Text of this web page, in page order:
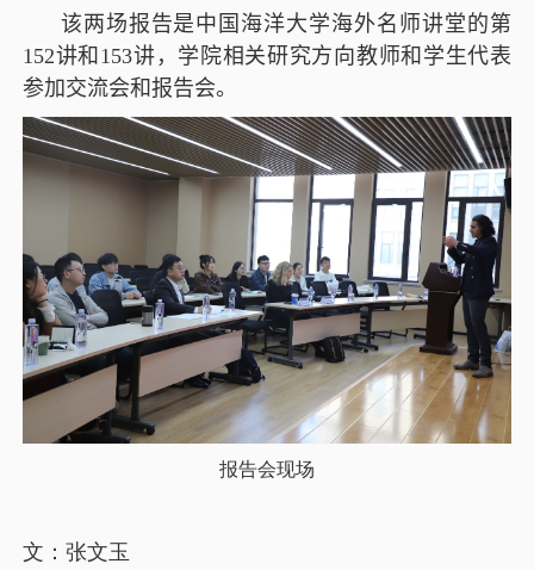
该两场报告是中国海洋大学海外名师讲堂的第
152讲和 153讲 ，学院相关研究方向教师和学生代表
参加交流会和报告会。
报告会现场
文：张文玉